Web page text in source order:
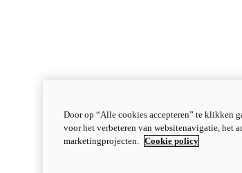
Door op “Alle cookies accepteren” te klikken
voor het verbeteren van websitenavigatie, het
marketingprojecten. Cookie policy